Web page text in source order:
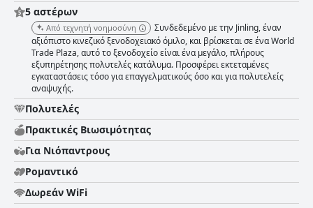
5 αστέρων
Από τεχνητή νοημοσύνη
Συνδεδεμένο με την Jinling, έναν
αξιόπιστο κινεζικό ξενοδοχειακό όμιλο, και βρίσκεται σε ένα World
Trade Plaza, αυτό το ξενοδοχείο είναι ένα μεγάλο, πλήρους
εξυπηρέτησης πολυτελές κατάλυμα. Προσφέρει εκτεταμένες
εγκαταστάσεις τόσο για επαγγελματικούς όσο και για πολυτελείς
αναψυχής.
Πολυτελές
Πρακτικές Bιωσιμότητας
Για Νιόπαντρους
Ρομαντικό
Δωρεάν WiFi